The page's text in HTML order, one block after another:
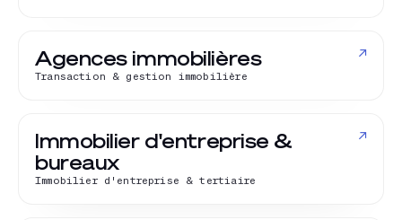
Agences immobilières
Transaction & gestion immobilière
↗
Immobilier d'entreprise &
bureaux
Immobilier d'entreprise & tertiaire
↗